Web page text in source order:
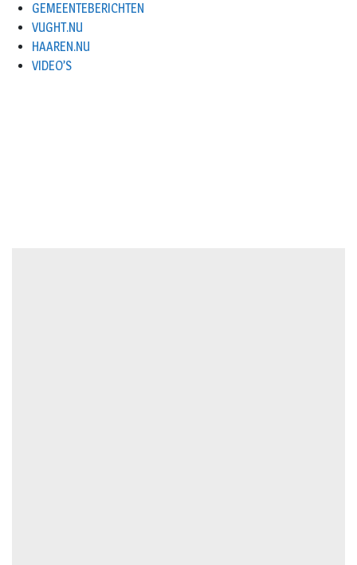
GEMEENTEBERICHTEN
VUGHT.NU
HAAREN.NU
VIDEO’S